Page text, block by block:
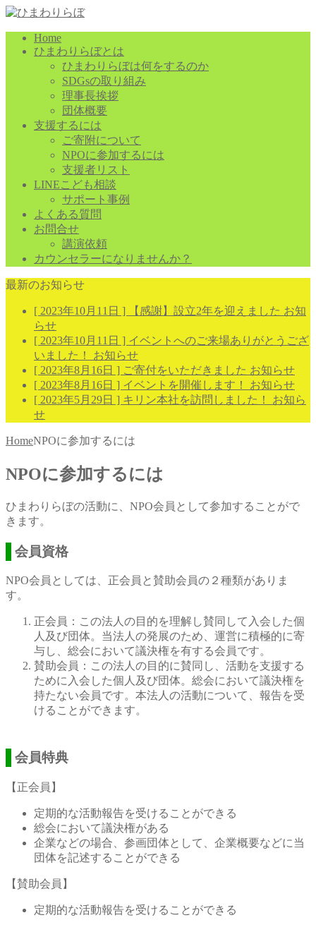
Home
ひまわりらぼとは
ひまわりらぼは何をするのか
SDGsの取り組み
理事長挨拶
団体概要
支援するには
ご寄附について
NPOに参加するには
支援者リスト
LINEこども相談
サポート事例
よくある質問
お問合せ
講演依頼
カウンセラーになりませんか？
最新のお知らせ
[ 2023年10月11日 ] 【感謝】設立2年を迎えました お知
らせ
[ 2023年10月11日 ] イベントへのご来場ありがとうござ
いました！ お知らせ
[ 2023年8月16日 ] ご寄付をいただきました お知らせ
[ 2023年8月16日 ] イベントを開催します！ お知らせ
[ 2023年5月29日 ] キリン本社を訪問しました！ お知ら
せ
HomeNPOに参加するには
NPOに参加するには
ひまわりらぼの活動に、NPO会員として参加することがで
きます。
会員資格
NPO会員としては、正会員と賛助会員の２種類がありま
す。
正会員：この法人の目的を理解し賛同して入会した個
人及び団体。当法人の発展のため、運営に積極的に寄
与し、総会において議決権を有する会員です。
賛助会員：この法人の目的に賛同し、活動を支援する
ために入会した個人及び団体。総会において議決権を
持たない会員です。本法人の活動について、報告を受
けることができます。
会員特典
【正会員】
定期的な活動報告を受けることができる
総会において議決権がある
企業などの場合、参画団体として、企業概要などに当
団体を記述することができる
【賛助会員】
定期的な活動報告を受けることができる